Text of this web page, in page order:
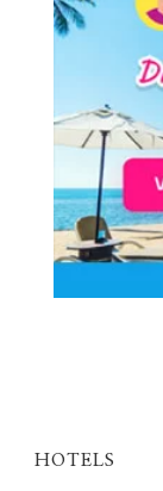
HOTELS